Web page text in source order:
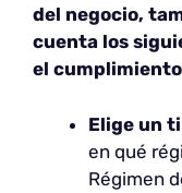
del negocio,
cuenta los
el
Elige un
en qué
Régimen